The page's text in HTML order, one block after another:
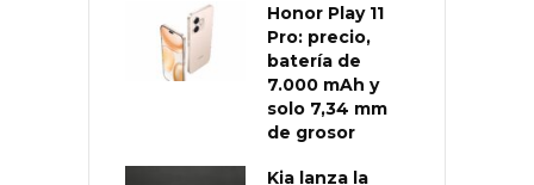
Honor Play 11
Pro: precio,
batería de
7.000 mAh y
solo 7,34 mm
de grosor
Kia lanza la